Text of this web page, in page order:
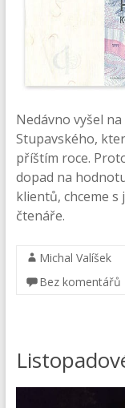
Nedávno vyšel
Stupavského,
příštím roce.
dopad na
klientů, chceme s
čtenáře.
Michal Valíšek
Bez komentářů